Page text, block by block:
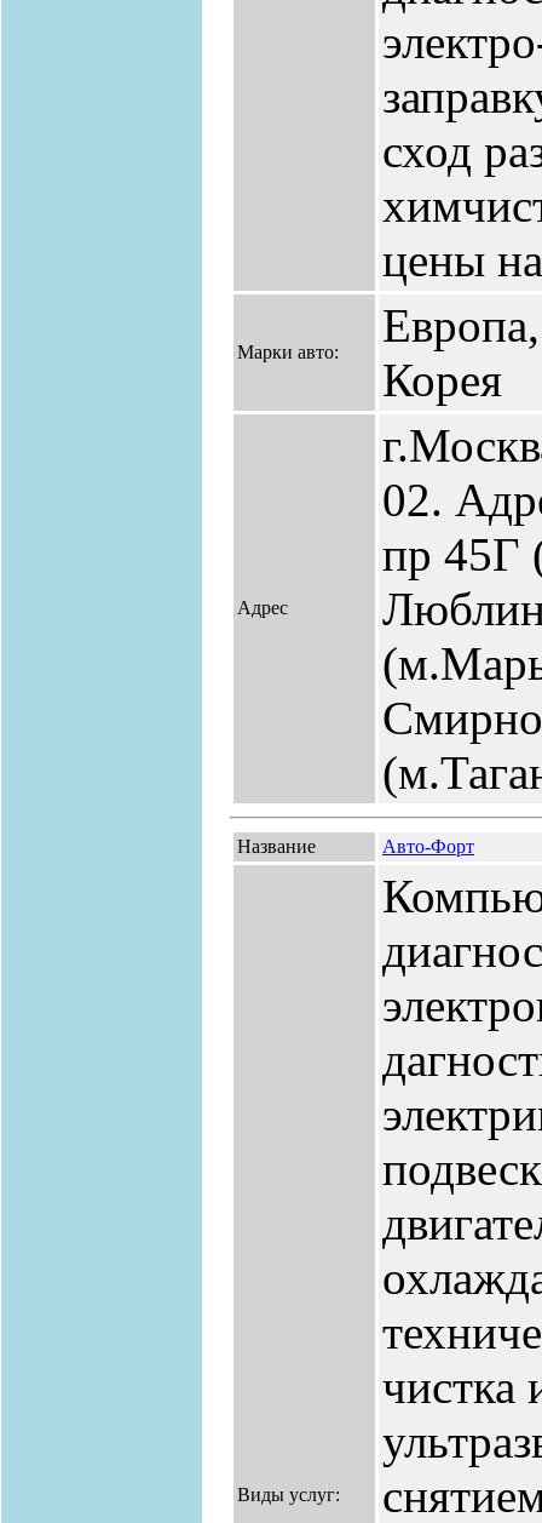
сход
цены
Марки авто:
Корея
Адрес
02.
пр 45Г
Название Авто-Форт
Виды услуг:
чистка